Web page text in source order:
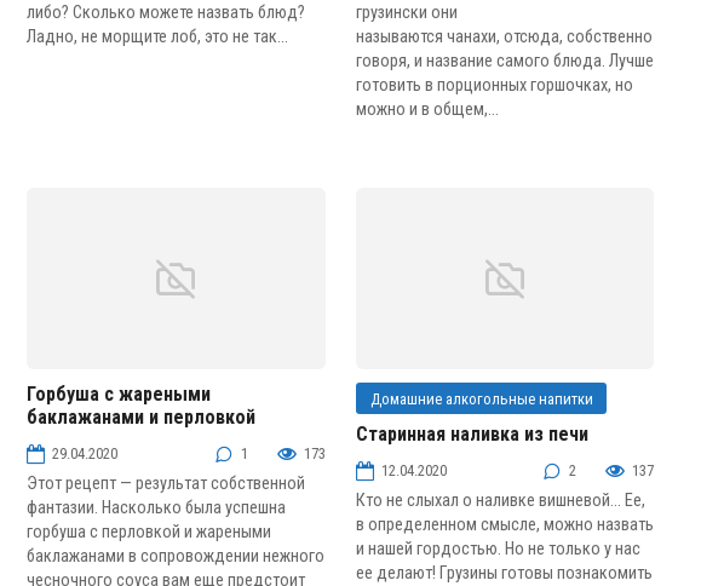
либо? Сколько можете назвать блюд?
Ладно, не морщите лоб, это не так...
грузински они
называются чанахи, отсюда, собственно
говоря, и название самого блюда. Лучше
готовить в порционных горшочках, но
можно и в общем,...
Рыба и морепродукты
Горбуша с жареными
баклажанами и перловкой
29.04.2020 1 173
Этот рецепт — результат собственной
фантазии. Насколько была успешна
горбуша с перловкой и жареными
баклажанами в сопровождении нежного
чесночного соуса вам еще предстоит
Домашние алкогольные напитки
Старинная наливка из печи
12.04.2020 2 137
Кто не слыхал о наливке вишневой… Ее,
в определенном смысле, можно назвать
и нашей гордостью. Но не только у нас
ее делают! Грузины готовы познакомить